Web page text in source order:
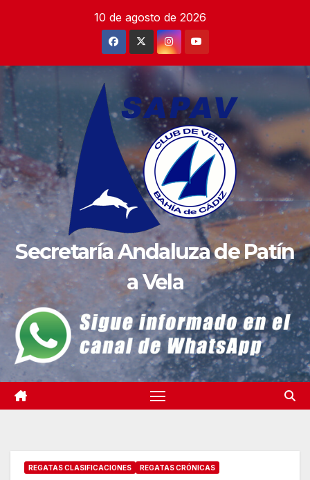
10 de agosto de 2026
Secretaría Andaluza de Patín
a Vela
REGATAS CLASIFICACIONES REGATAS CRÓNICAS